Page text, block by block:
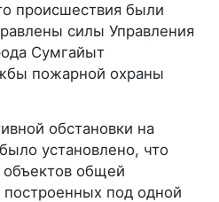
происшествия были
силы Управления
Сумгайыт
пожарной охраны
обстановки на
установлено, что
объектов общей
под одной